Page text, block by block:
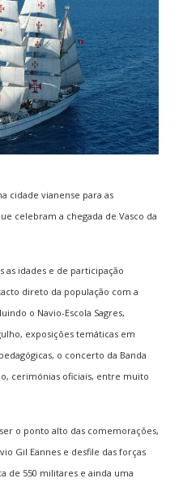
cidade vianense para as
celebram a chegada de Vasco da
as idades e de participação
direto da população com a
o Navio-Escola Sagres,
exposições temáticas em
o concerto da Banda
cerimónias oficiais, entre muito
o ponto alto das comemorações,
Gil Eannes e desfile das forças
de 550 militares e ainda uma